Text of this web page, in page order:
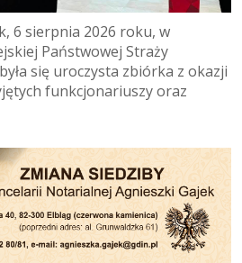
6 sierpnia 2026 roku, w
Państwowej Straży
się uroczysta zbiórka z okazji
funkcjonariuszy oraz